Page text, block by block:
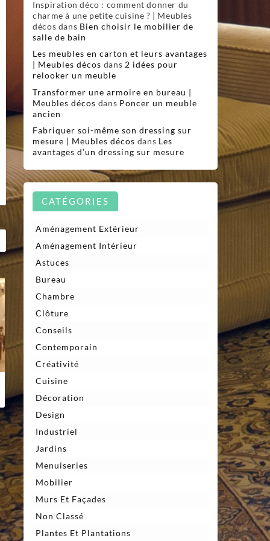
Inspiration déco : comment donner du
charme à une petite cuisine ? | Meubles
décos dans Bien choisir le mobilier de
salle de bain
Les meubles en carton et leurs avantages
| Meubles décos dans 2 idées pour
relooker un meuble
Transformer une armoire en bureau |
Meubles décos dans Poncer un meuble
ancien
Fabriquer soi-même son dressing sur
mesure | Meubles décos dans Les
avantages d’un dressing sur mesure
CATÉGORIES
Aménagement Extérieur
Aménagement Intérieur
Astuces
Bureau
Chambre
Clôture
Conseils
Contemporain
Créativité
Cuisine
Décoration
Design
Industriel
Jardins
Menuiseries
Mobilier
Murs Et Façades
Non Classé
Plantes Et Plantations